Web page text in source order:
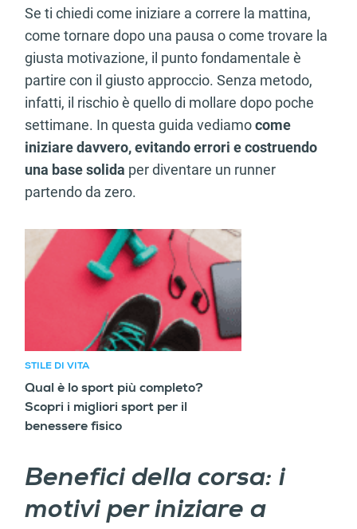
Se ti chiedi come iniziare a correre la mattina,
come tornare dopo una pausa o come trovare la
giusta motivazione, il punto fondamentale è
partire con il giusto approccio. Senza metodo,
infatti, il rischio è quello di mollare dopo poche
settimane. In questa guida vediamocome
iniziare davvero, evitando errori e costruendo
una base solida per diventare un runner
partendo da zero.
Articolo consigliato
STILE DI VITA
Qual è lo sport più completo?
Scopri i migliori sport per il
benessere fisico
Benefici della corsa: i
motivi per iniziare a